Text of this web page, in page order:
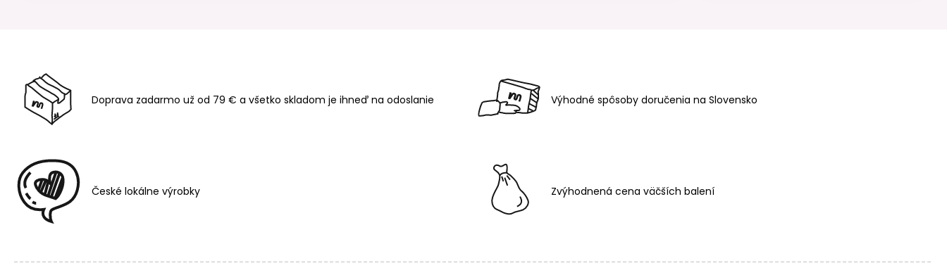
Doprava zadarmo už od 79 € a všetko skladom je ihneď na odoslanie Výhodné spôsoby doručenia na Slovensko
České lokálne výrobky Zvýhodnená cena väčších balení